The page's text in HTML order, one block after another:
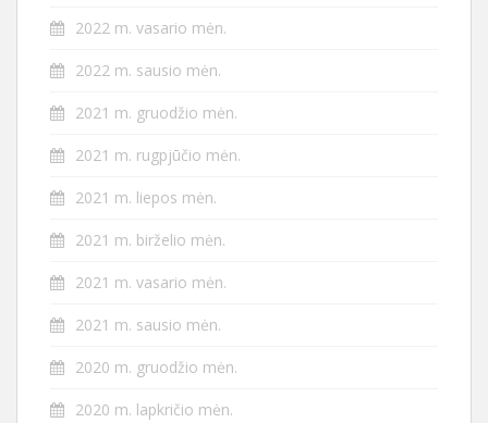
2022 m. vasario mėn.
2022 m. sausio mėn.
2021 m. gruodžio mėn.
2021 m. rugpjūčio mėn.
2021 m. liepos mėn.
2021 m. birželio mėn.
2021 m. vasario mėn.
2021 m. sausio mėn.
2020 m. gruodžio mėn.
2020 m. lapkričio mėn.